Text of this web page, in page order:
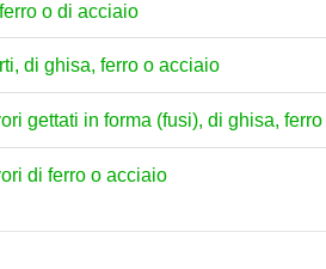
o di acciaio
di ghisa, ferro o acciaio
gettati in forma (fusi), di ghisa,
di ferro o acciaio